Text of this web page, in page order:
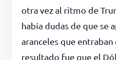
otra vez al ritmo de
había dudas de que se
aranceles que
resultado fue que el